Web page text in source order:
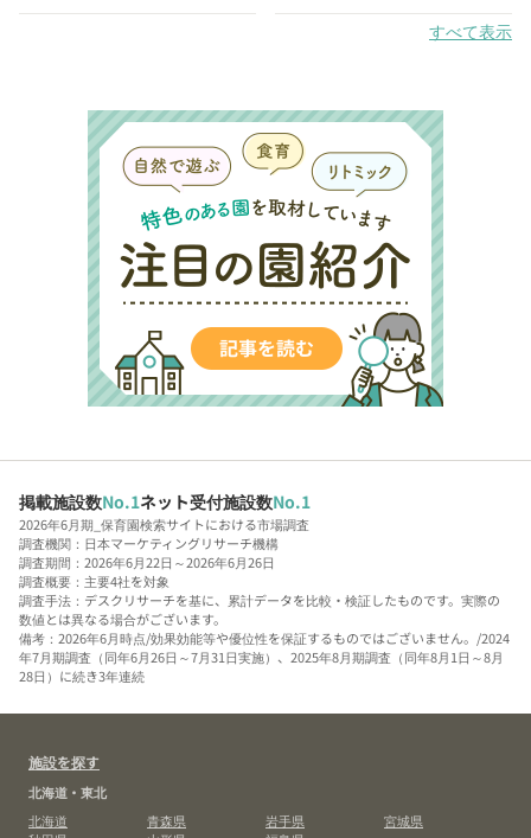
すべて表示
掲載施設数No.1ネット受付施設数No.1
2026年6月期_保育園検索サイトにおける市場調査
調査機関：日本マーケティングリサーチ機構
調査期間：2026年6月22日～2026年6月26日
調査概要：主要4社を対象
調査手法：デスクリサーチを基に、累計データを比較・検証したものです。実際の
数値とは異なる場合がございます。
備考：2026年6月時点/効果効能等や優位性を保証するものではございません。/2024
年7月期調査（同年6月26日～7月31日実施）、2025年8月期調査（同年8月1日～8月
28日）に続き3年連続
施設を探す
北海道・東北
北海道
青森県 岩手県
宮城県